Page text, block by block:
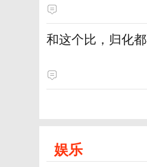
和这个比，归化
娱乐